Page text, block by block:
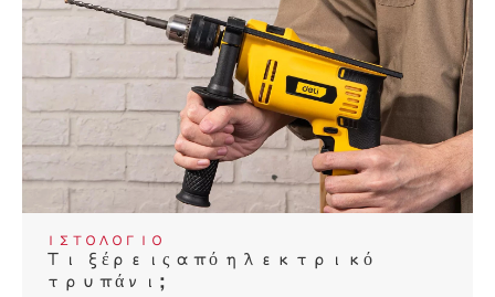
ΙΣΤΟΛΌΓΙΟ
Τι ξέρεις από ηλεκτρικό
τρυπάνι;